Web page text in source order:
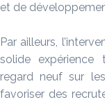
et de
Par ailleurs,
solide
regard neuf sur
favoriser des